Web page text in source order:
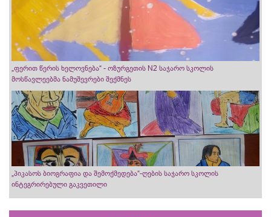
„ფერით წერის ხელოვნება“ - ოზურგეთის N2 საჯარო სკოლის
მოსწავლეებმა ნამუშევრები შექმნეს
„პიკასოს ბიოგრაფია და შემოქმედება“-ღების საჯარო სკოლის
ინტეგრირებული გაკვეთილი